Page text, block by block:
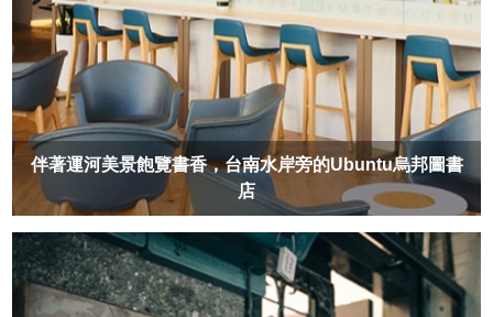
伴著運河美景飽覽書香，台南水岸旁的Ubuntu烏邦圖書
店